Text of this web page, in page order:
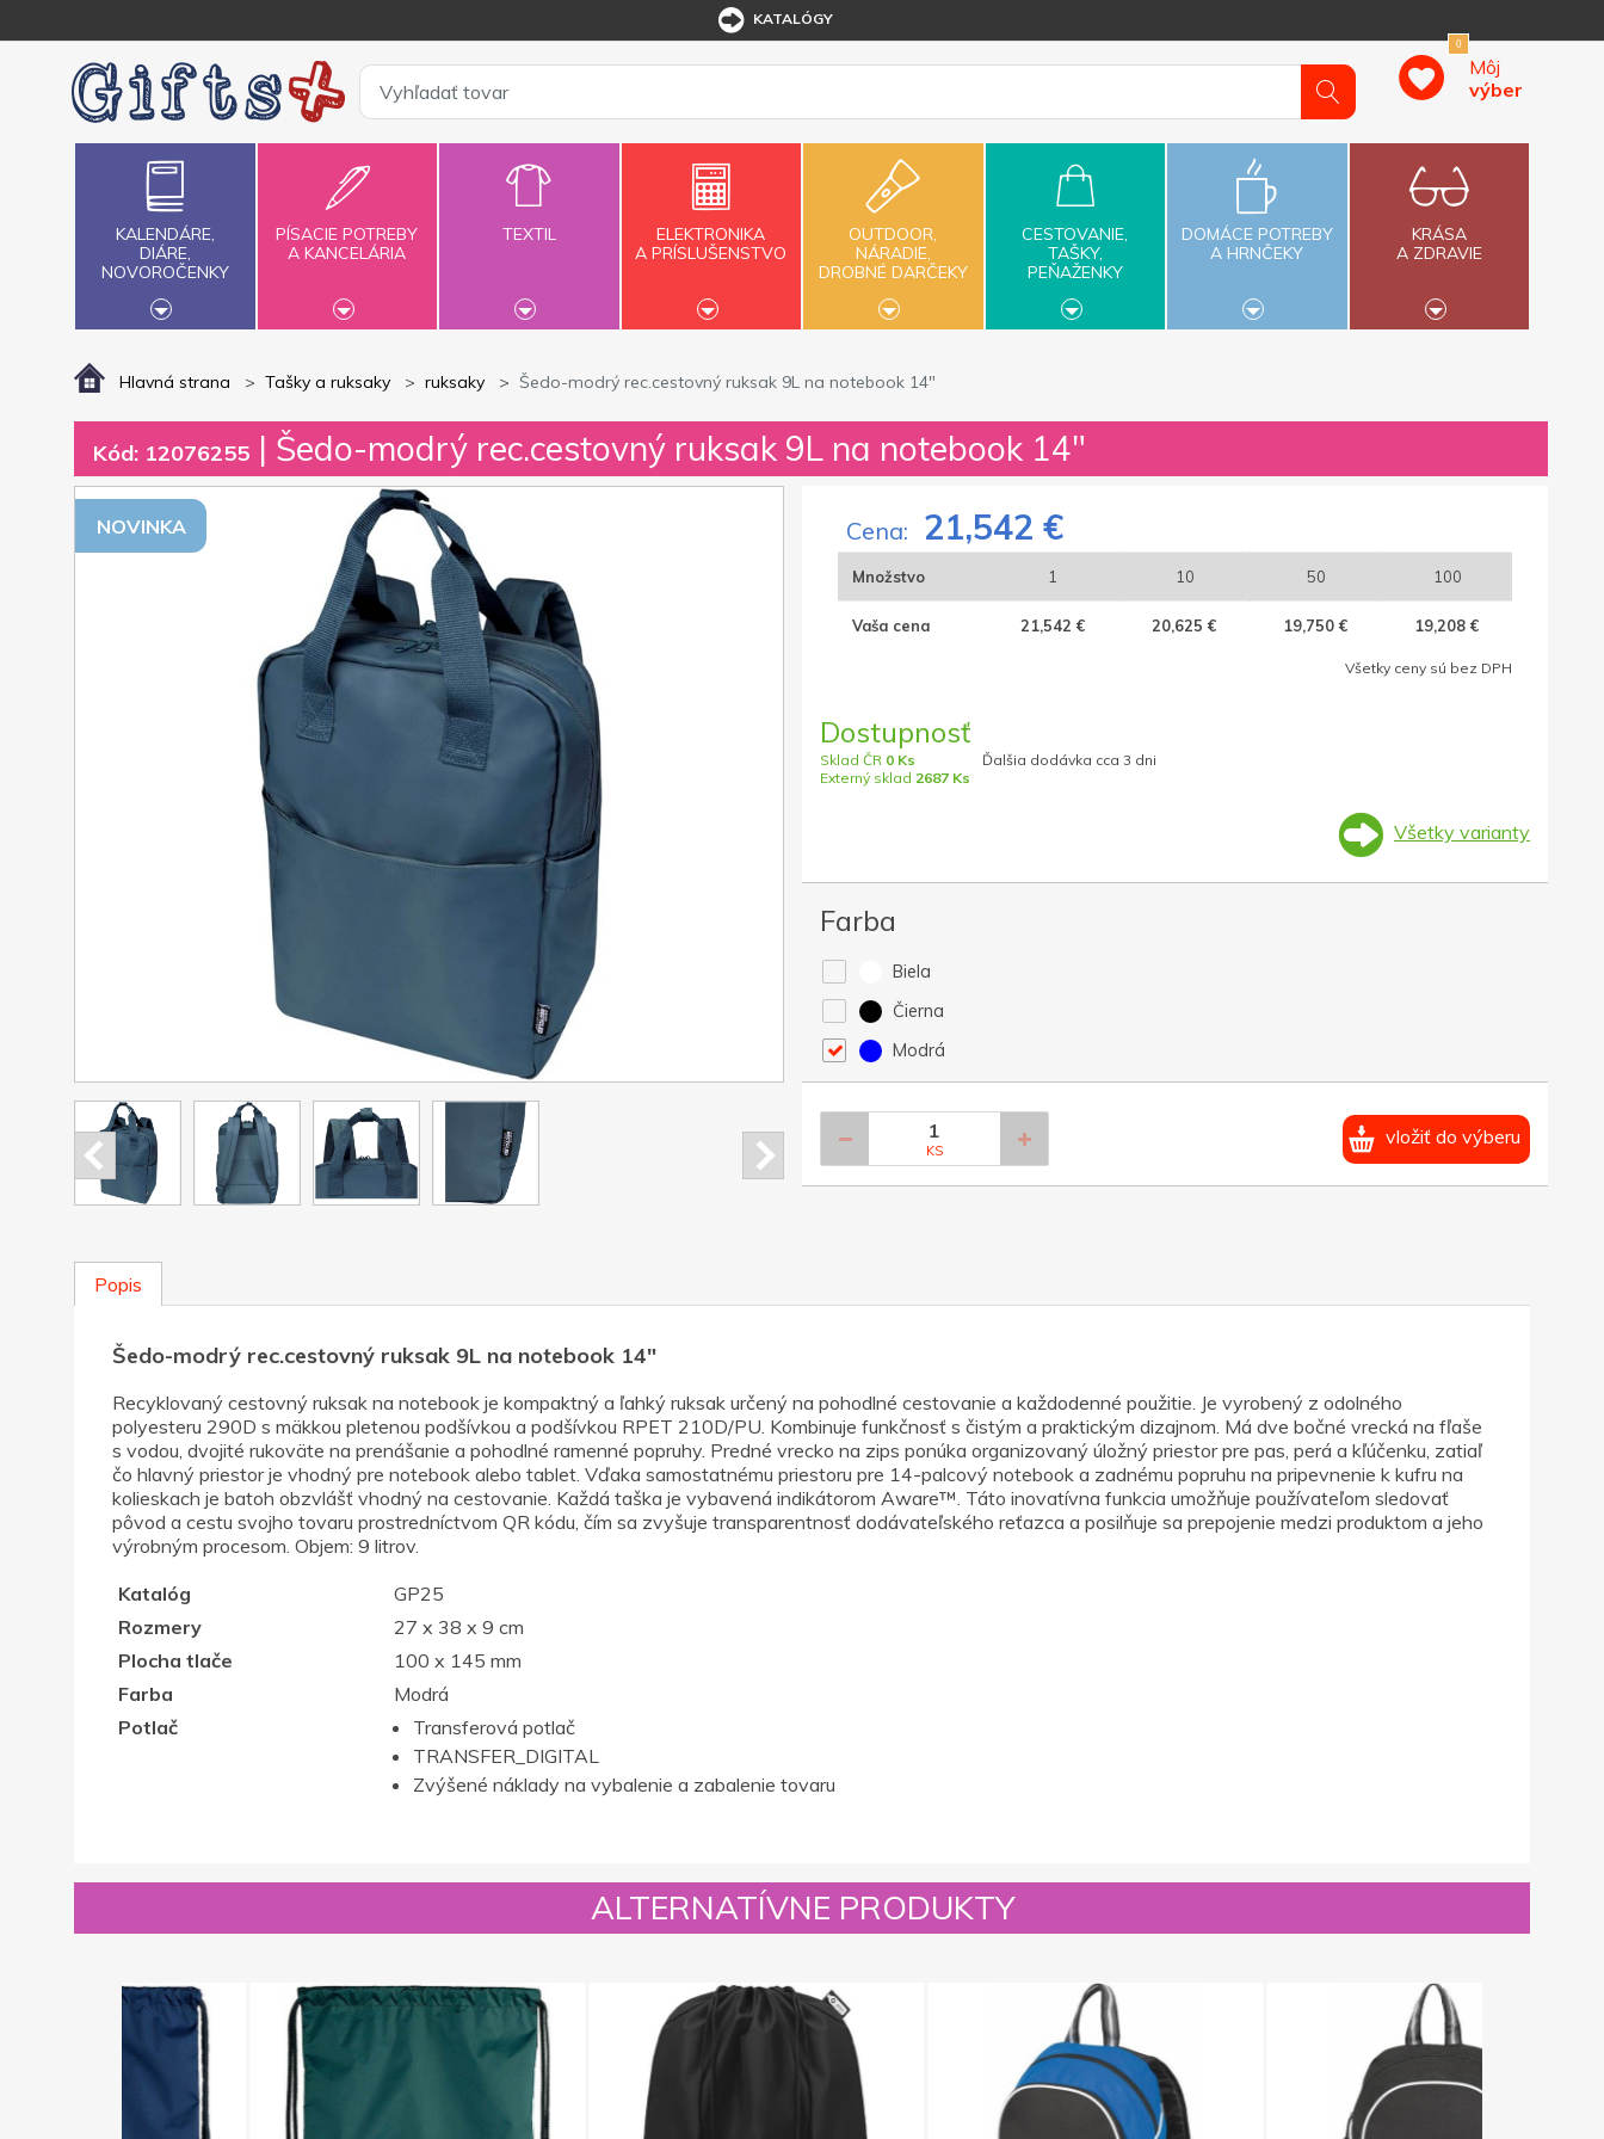
KATALÓGY
0
Môj
výber
KALENDÁRE,
DIÁRE,
NOVOROČENKY
PÍSACIE POTREBY
A KANCELÁRIA
TEXTIL
ELEKTRONIKA
A PRÍSLUŠENSTVO
OUTDOOR,
NÁRADIE,
DROBNÉ DARČEKY
CESTOVANIE,
TAŠKY,
PEŇAŽENKY
DOMÁCE POTREBY
A HRNČEKY
KRÁSA
A ZDRAVIE
Hlavná strana Tašky a ruksaky ruksaky Šedo-modrý rec.cestovný ruksak 9L na notebook 14″
Kód: 12076255 | Šedo-modrý rec.cestovný ruksak 9L na notebook 14″
NOVINKA Cena: 21,542 €
Množstvo 1 10 50 100
Vaša cena 21,542 € 20,625 € 19,750 € 19,208 €
Všetky ceny sú bez DPH
Dostupnosť
Sklad ČR 0 Ks
Externý sklad 2687 Ks
Ďalšia dodávka cca 3 dni
Všetky varianty
Farba
Biela
Čierna
Modrá
KS
vložiť do výberu
Popis
Šedo-modrý rec.cestovný ruksak 9L na notebook 14″
Recyklovaný cestovný ruksak na notebook je kompaktný a ľahký ruksak určený na pohodlné cestovanie a každodenné použitie. Je vyrobený z odolného
polyesteru 290D s mäkkou pletenou podšívkou a podšívkou RPET 210D/PU. Kombinuje funkčnosť s čistým a praktickým dizajnom. Má dve bočné vrecká na fľaše
s vodou, dvojité rukoväte na prenášanie a pohodlné ramenné popruhy. Predné vrecko na zips ponúka organizovaný úložný priestor pre pas, perá a kľúčenku, zatiaľ
čo hlavný priestor je vhodný pre notebook alebo tablet. Vďaka samostatnému priestoru pre 14-palcový notebook a zadnému popruhu na pripevnenie k kufru na
kolieskach je batoh obzvlášť vhodný na cestovanie. Každá taška je vybavená indikátorom Aware™. Táto inovatívna funkcia umožňuje používateľom sledovať
pôvod a cestu svojho tovaru prostredníctvom QR kódu, čím sa zvyšuje transparentnosť dodávateľského reťazca a posilňuje sa prepojenie medzi produktom a jeho
výrobným procesom. Objem: 9 litrov.
Katalóg
GP25
Rozmery
27 x 38 x 9 cm
Plocha tlače
100 x 145 mm
Farba
Modrá
Potlač
Transferová potlač
TRANSFER_DIGITAL
Zvýšené náklady na vybalenie a zabalenie tovaru
ALTERNATÍVNE PRODUKTY